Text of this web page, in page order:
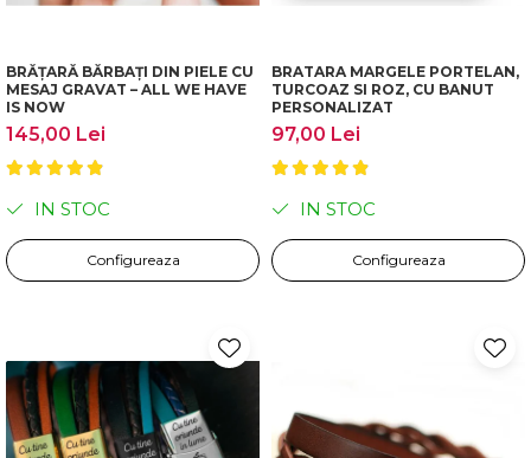
BRĂȚARĂ BĂRBAȚI DIN PIELE CU
MESAJ GRAVAT – ALL WE HAVE
IS NOW
145,00 Lei
IN STOC
Configureaza
BRATARA MARGELE PORTELAN,
TURCOAZ SI ROZ, CU BANUT
PERSONALIZAT
97,00 Lei
IN STOC
Configureaza